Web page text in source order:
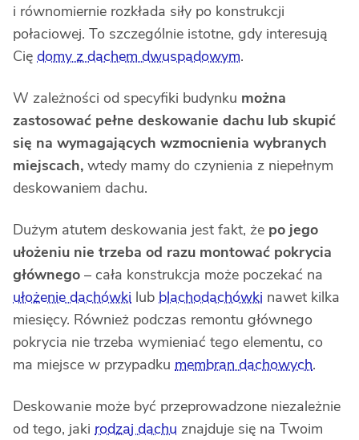
i równomiernie rozkłada siły po konstrukcji
połaciowej. To szczególnie istotne, gdy interesują
Cię domy z dachem dwuspadowym.
W zależności od specyfiki budynku można
zastosować pełne deskowanie dachu lub skupić
się na wymagających wzmocnienia wybranych
miejscach, wtedy mamy do czynienia z niepełnym
deskowaniem dachu.
Dużym atutem deskowania jest fakt, że po jego
ułożeniu nie trzeba od razu montować pokrycia
głównego – cała konstrukcja może poczekać na
ułożenie dachówki lub blachodachówki nawet kilka
miesięcy. Również podczas remontu głównego
pokrycia nie trzeba wymieniać tego elementu, co
ma miejsce w przypadku membran dachowych.
Deskowanie może być przeprowadzone niezależnie
od tego, jaki rodzaj dachu znajduje się na Twoim